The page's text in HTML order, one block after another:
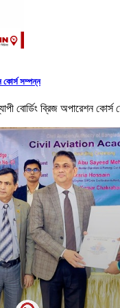
কোর্স সম্পন্ন
বোর্ডিং ব্রিজ অপারেশন কোর্স